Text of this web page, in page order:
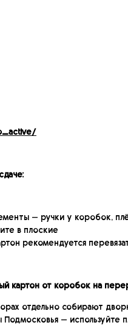
— ручки у коробок,
в плоские
рекомендуется
картон от коробок на
отдельно собирают
— используйте